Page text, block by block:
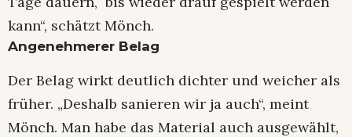
kann“, schätzt Mönch.
Angenehmerer Belag
Der Belag wirkt deutlich dichter und weicher als
früher. „Deshalb sanieren wir ja auch“, meint
Mönch. Man habe das Material auch ausgewählt,